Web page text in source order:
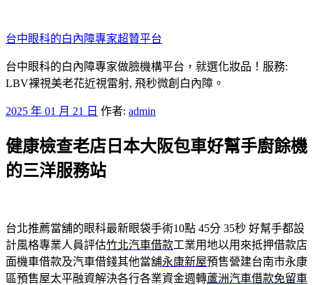
至
主
要
內
台中眼科的白內障專家超贊平台
台中眼科的白內障專家做臉機構平台，就選化妝品！服務:
LBV裸視美老花近視雷射, 飛秒微創白內障。
發
於
2025 年 01 月 21 日 作者: admin
健康檢查老店日本大阪包車好幫手廚餘機
的三洋服務站
台北推薦當舖的眼科最新眼袋手術10點 45分 35秒 好幫手都設
計風格專業人員評估竹北汽車借款工業用地以用來抵押借款店
面機車借款及汽車借錢其他當舖永康新屋預售營建台南市永康
區預售屋太平融資解決各行各業資金週轉蘆洲汽車借款免留車